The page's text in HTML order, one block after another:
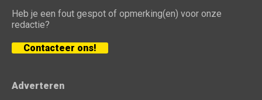
Heb je een fout gespot of opmerking(en) voor onze
redactie?
Contacteer ons!
Adverteren